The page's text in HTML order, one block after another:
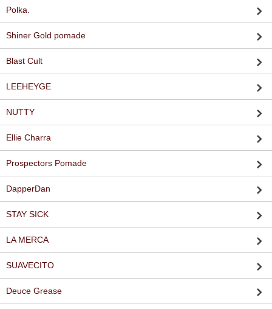
Polka.
Shiner Gold pomade
Blast Cult
LEEHEYGE
NUTTY
Ellie Charra
Prospectors Pomade
DapperDan
STAY SICK
LA MERCA
SUAVECITO
Deuce Grease